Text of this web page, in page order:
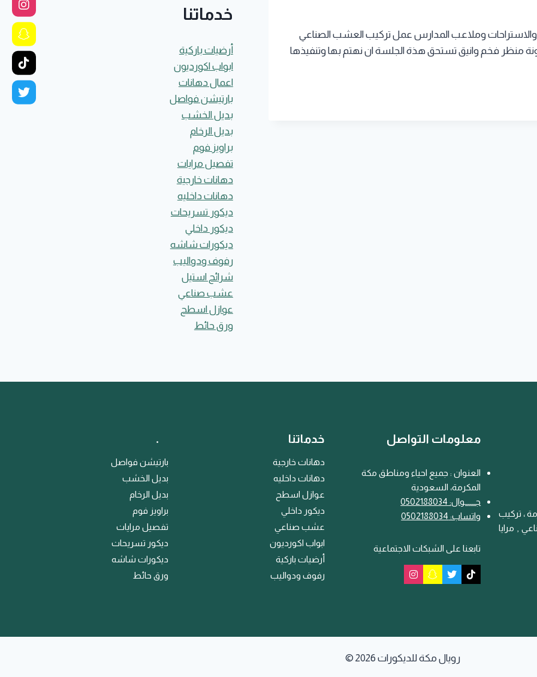
وملاعب المدارس عمل تركيب العشب الصناعي
منظر فخم وانيق تستحق هذة الجلسة ان نهتم بها وتنفيذها
خدماتنا
أرضيات باركية
ابواب اكورديون
اعمال دهانات
بارتيشن فواصل
بديل الخشب
بديل الرخام
براويز فوم
تفصيل مرايات
دهانات خارجية
دهانات داخليه
ديكور تسريحات
ديكور داخلي
ديكورات شاشه
رفوف ودواليب
شرائح استيل
عشب صناعي
عوازل اسطح
ورق حائط
، تركيب
, مرايا
معلومات التواصل
العنوان : جميع احياء ومناطق مكة
المكرمة، السعودية
جـــ
ــوال: 0502188034
واتساب: 0502188034
تابعنا على الشبكات الاجتماعية
خدماتنا
دهانات خارجية
دهانات داخليه
عوازل اسطح
ديكور داخلي
عشب صناعي
ابواب اكورديون
أرضيات باركية
رفوف ودواليب
﹒
بارتيشن فواصل
بديل الخشب
بديل الرخام
براويز فوم
تفصيل مرايات
ديكور تسريحات
ديكورات شاشه
ورق حائط
© 2026 رويال مكة للديكورات